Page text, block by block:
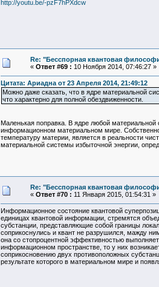
http://youtu.be/-pzF7hPXdcw
Re: "Бесспорная квантовая
« Ответ #69 : 10 Ноября 2014, 07:46:27 »
Цитата: Ариадна от 23 Апреля 2014, 21:49:12
Можно даже сказать, что в ядре материальной
что характерно для полной обездвиженности.
Маленькая поправка. В ядре любой
информационном материальном мире.
температуру материи, является в реальности
материальной системы избыточной энергии,
Re: "Бесспорная квантовая
« Ответ #70 : 11 Января 2015, 01:54:31 »
Информационное состояние квантовой
единицах квантовой информации, стремятся
субстанции, представляющие собой границы
соприкоснулись и квант не разрушился, мажду
она со стопроцентной эффективностью
информационном пространстве, то у них
соприкосновению двух противоположных
результате которого в материальном мире и